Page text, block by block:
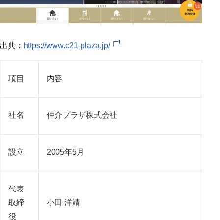
出典： https://www.c21-plaza.jp/
項目 内容
社名 仲介プラザ株式会社
設立 2005年5月
代表
取締
役
小田 洋靖